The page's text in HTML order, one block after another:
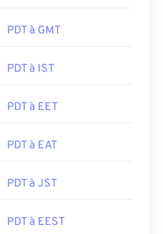
PDT à GMT
PDT à IST
PDT à EET
PDT à EAT
PDT à JST
PDT à EEST